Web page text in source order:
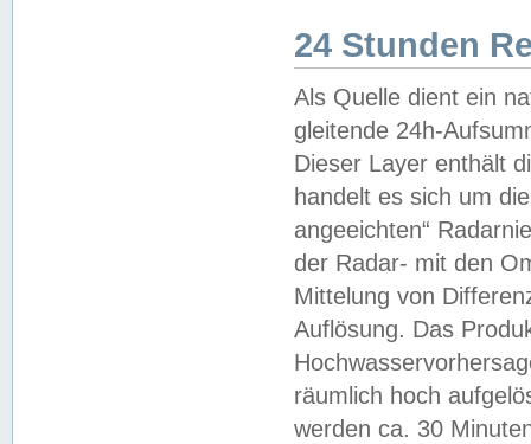
24 Stunden
Als Quelle dient ein
gleitende 24h-
Dieser Layer enthält
handelt es sich um
angeeichten“
der Radar- mit den
Mittelung von
Auflösung. Das
räumlich hoch
werden ca. 30